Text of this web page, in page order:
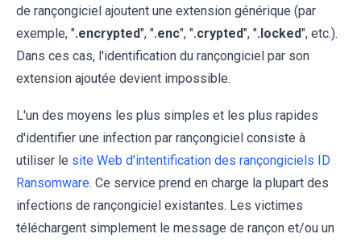
de rançongiciel ajoutent une extension générique (par
exemple, ".encrypted", ".enc", ".crypted", ".locked", etc.).
Dans ces cas, l'identification du rançongiciel par son
extension ajoutée devient impossible.
L'un des moyens les plus simples et les plus rapides
d'identifier une infection par rançongiciel consiste à
utiliser le site Web d'intentification des rançongiciels ID
Ransomware. Ce service prend en charge la plupart des
infections de rançongiciel existantes. Les victimes
téléchargent simplement le message de rançon et/ou un